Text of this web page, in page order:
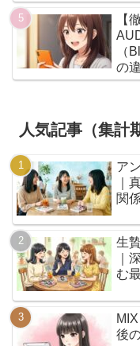
【
（
の
値
人気記事（集計
ア
｜
関
生
｜
む
後